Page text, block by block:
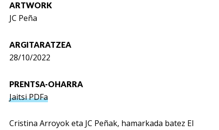
ARTWORK
JC Peña
ARGITARATZEA
28/10/2022
PRENTSA-OHARRA
Jaitsi PDFa
Cristina Arroyok eta JC Peñak, hamarkada batez El